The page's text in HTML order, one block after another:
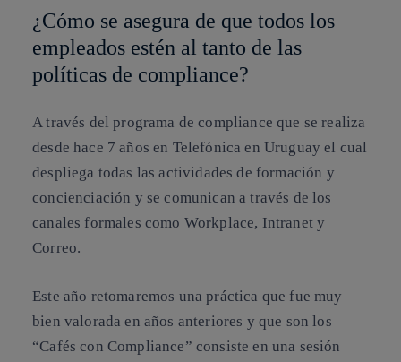
¿Cómo se asegura de que todos los
empleados estén al tanto de las
políticas de compliance?
A través del programa de compliance que se realiza
desde hace 7 años en Telefónica en Uruguay el cual
despliega todas las actividades de formación y
concienciación y se comunican a través de los
canales formales como Workplace, Intranet y
Correo.
Este año retomaremos una práctica que fue muy
bien valorada en años anteriores y que son los
“Cafés con Compliance” consiste en una sesión